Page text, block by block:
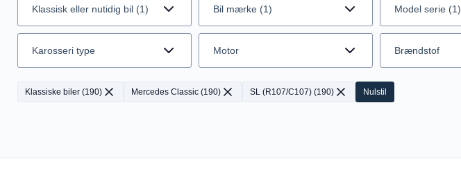
Klassisk eller nutidig bil (1) Bil mærke (1) Model serie (1)
Karosseri type Motor Brændstof
Klassiske biler (190) Mercedes Classic (190) SL (R107/C107) (190) Nulstil